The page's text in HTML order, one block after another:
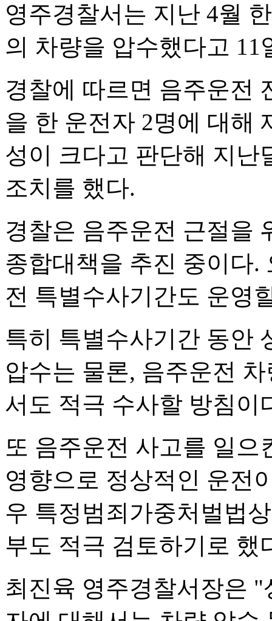
영주경찰서는 지난 4월
의 차량을 압수했다고 11
경찰에 따르면 음주운전
을 한 운전자 2명에 대해
성이 크다고 판단해 지난
조치를 했다.
경찰은 음주운전 근절을
종합대책을 추진 중이다.
전 특별수사기간도 운영
특히 특별수사기간 동안
압수는 물론, 음주운전
서도 적극 수사할 방침이
또 음주운전 사고를 일으
영향으로 정상적인 운전
우 특정범죄가중처벌법
부도 적극 검토하기로 했
최진육 영주경찰서장은